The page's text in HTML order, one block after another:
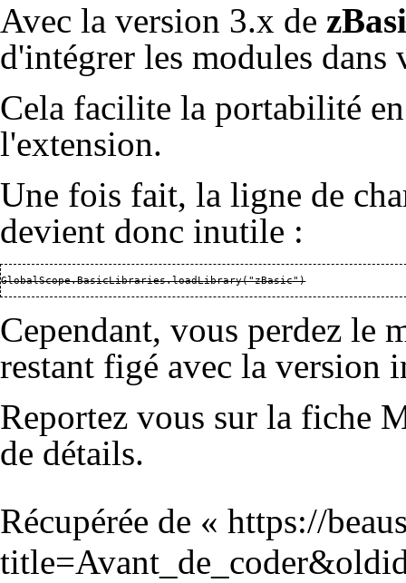
Avec la version 3.x de
d'intégrer les modules dans
Cela facilite la portabilité
l'extension.
Une fois fait, la ligne de
devient donc inutile :
GlobalScope.BasicLibraries.loadLibrary("zBasic")
Cependant, vous perdez le
restant figé avec la version
Reportez vous sur la fiche
de détails.
Récupérée de « https://